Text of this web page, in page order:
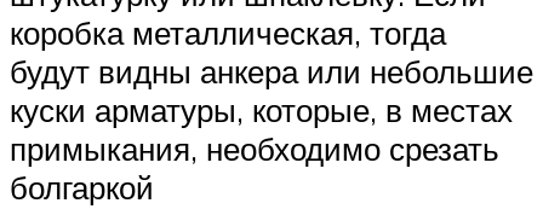
коробка металлическая, тогда
будут видны анкера или небольшие
куски арматуры, которые, в местах
примыкания, необходимо срезать
болгаркой